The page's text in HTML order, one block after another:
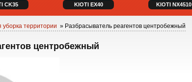
CK35 KIOTI EX40 KIOTI NX4510
уборка территории » Разбрасыватель реагентов центробежный
центробежный